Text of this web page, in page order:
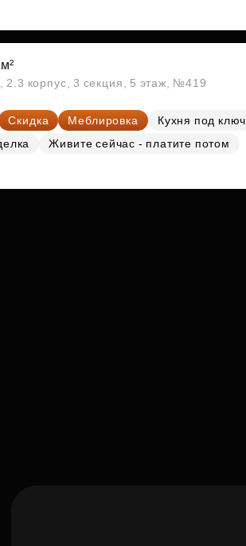
2.3 корпус, 3 секция, 5 этаж, №419
Скидка Меблировка
Кухня под ключ
Живите сейчас - платите потом